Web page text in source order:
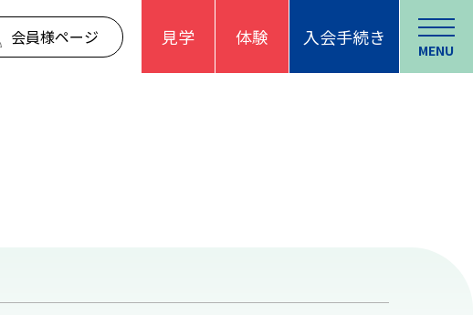
会員様ページ 見学 体験 入会手続き
MENU